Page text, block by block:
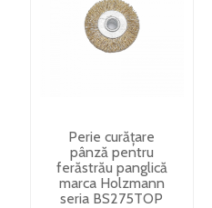
Perie curățare
pânză pentru
ferăstrău panglică
marca Holzmann
seria BS275TOP